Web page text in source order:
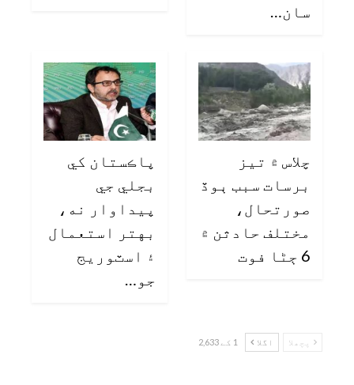
سان…
چلاس ۾ تيز
برسات سبب ٻوڏ
صورتحال،
مختلف حادثن ۾
6 ڄڻا فوت
پاڪستان کي
بجلي جي
پيداوار نه،
بهتر استعمال
۽ اسٽوريج
جو…
پچھلا اگلا 1 کے 2,633